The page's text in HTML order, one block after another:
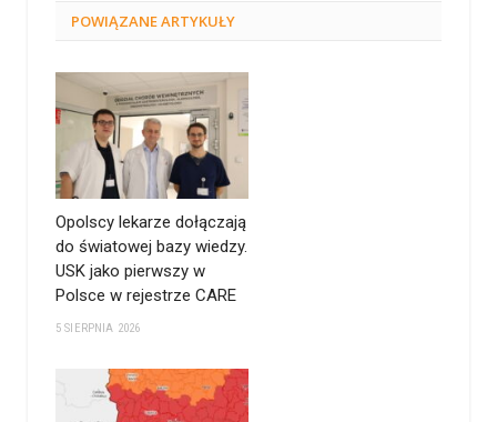
POWIĄZANEARTYKUŁY
Opolscy lekarze dołączają
do światowej bazy wiedzy.
USK jako pierwszy w
Polsce w rejestrze CARE
5 SIERPNIA 2026